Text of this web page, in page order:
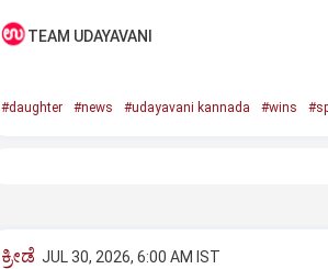
TEAM UDAYAVANI
#daughter #news #udayavani kannada #wins
ಕ್ರೀಡೆ JUL 30, 2026, 6:00 AM IST